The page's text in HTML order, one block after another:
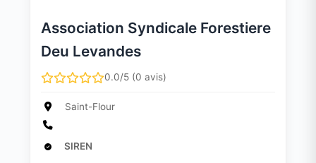
Association Syndicale Forestiere
Deu Levandes
0.0/5 (0 avis)
Saint-Flour
SIREN